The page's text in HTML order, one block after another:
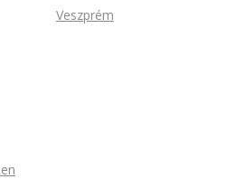
Veszprém